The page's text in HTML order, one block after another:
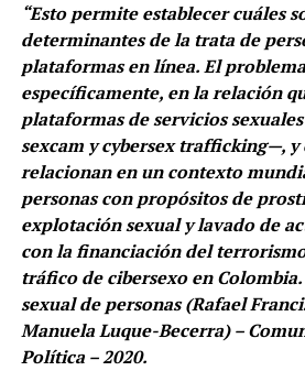
“Esto permite establecer cuáles
determinantes de la trata de
plataformas en línea. El
específicamente, en la relación
plataformas de servicios
sexcam y cybersex trafficking—, y
relacionan en un contexto
personas con propósitos de
explotación sexual y lavado de
con la financiación del
tráfico de cibersexo en
sexual de personas (Rafael
Manuela Luque-Becerra) –
Política – 2020.